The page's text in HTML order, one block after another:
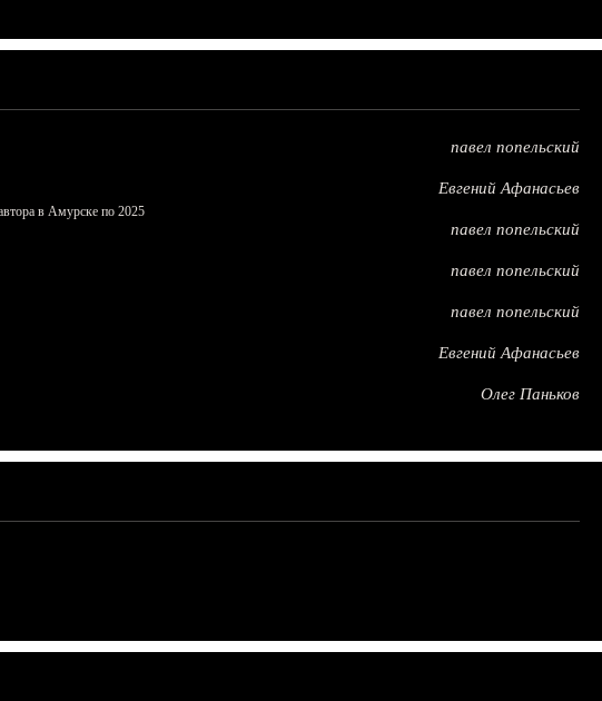
павел попельский
Евгений Афанасьев
в Амурске по 2025
павел попельский
павел попельский
павел попельский
Евгений Афанасьев
Олег Паньков